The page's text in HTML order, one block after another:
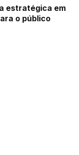
estratégica em
o público